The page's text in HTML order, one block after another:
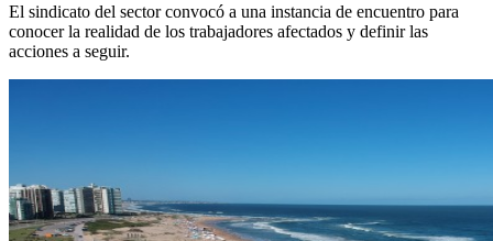
El sindicato del sector convocó a una instancia de encuentro para
conocer la realidad de los trabajadores afectados y definir las
acciones a seguir.